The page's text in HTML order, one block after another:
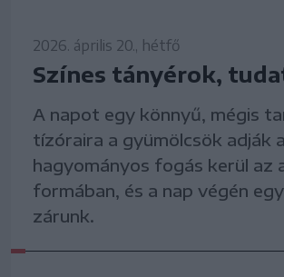
2026. április 20., hétfő
Színes tányérok,
A napot egy könnyű, mégis
tízóraira a gyümölcsök adják
hagyományos fogás kerül az
formában, és a nap végén
zárunk.